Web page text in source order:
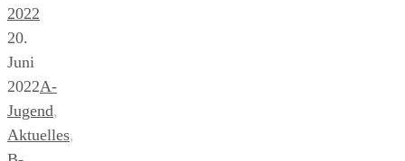
2022
20.
Juni
2022A-
Jugend,
Aktuelles,